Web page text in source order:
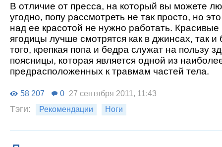
В отличие от пресса, на который вы можете
угодно, попу рассмотреть не так просто, но
над ее красотой не нужно работать.
ягодицы лучше смотрятся как в джинсах, так и
того, крепкая попа и бедра служат на пользу
поясницы, которая является одной из
предрасположенных к травмам частей тела.
58 207 0 27 сентября 2011, 11:43
Тэги: Рекомендации Ноги